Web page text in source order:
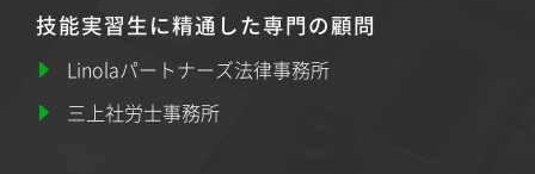
技能実習生に精通した専門の顧問
Linolaパートナーズ法律事務所
三上社労士事務所